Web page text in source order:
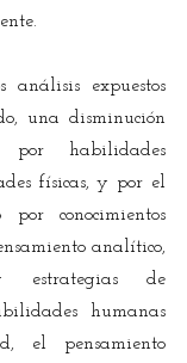
análisis expuestos
una disminución
habilidades
físicas, y por el
conocimientos
analítico,
de
humanas
el pensamiento